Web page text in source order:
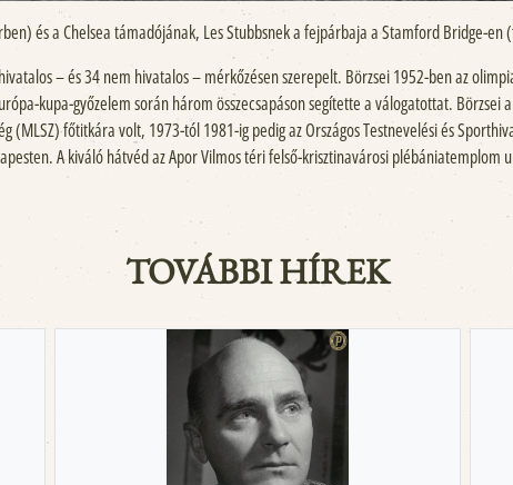
és a Chelsea támadójának, Les Stubbsnek a fejpárbaja a Stamford Bridge-en
– és 34 nem hivatalos – mérkőzésen szerepelt. Börzsei 1952-ben az
kupa-győzelem során három összecsapáson segítette a válogatottat.
főtitkára volt, 1973-tól 1981-ig pedig az Országos Testnevelési és
A kiváló hátvéd az Apor Vilmos téri felső-krisztinavárosi plébániatemplom
TOVÁBBI HÍREK